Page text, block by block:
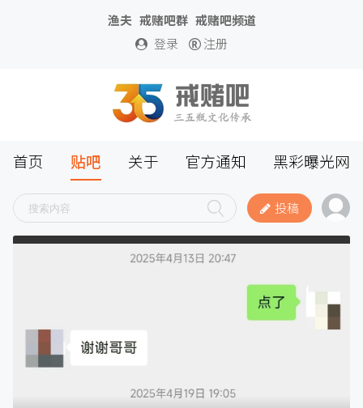
渔夫 戒赌吧群 戒赌吧频道
登录
注册
首页 贴吧 关于 官方通知 黑彩曝光网
投稿